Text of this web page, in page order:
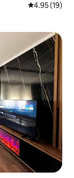
คะแนนเฉลี่ย
4.95 (19)